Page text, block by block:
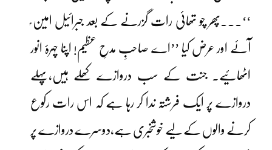
‘‘۔۔۔پھر چو تھائی رات گزرنے کے بعد جبرائیل امین ؑ
آئے اور عرض کیا ’’اے صاحبِ مدحِ عظیم! اپنا چہرۂ انور
اٹھائیے۔ جنت کے سب دروازے کھلے ہیں،پہلے
دروازے پر ایک فرشتہ ندا کر رہا ہے کہ اس رات رکوع
کرنے والوں کے لیے خوشخبری ہے،دوسرے دروازے پر